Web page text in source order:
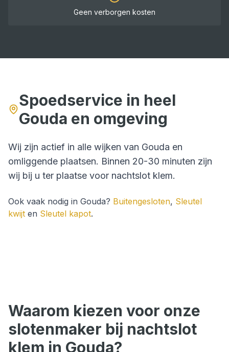
Geen verborgen kosten
Spoedservice in heel
Gouda en omgeving
Wij zijn actief in alle wijken van Gouda en
omliggende plaatsen. Binnen 20-30 minuten zijn
wij bij u ter plaatse voor nachtslot klem.
Ook vaak nodig in Gouda? Buitengesloten, Sleutel
kwijt en Sleutel kapot.
Waarom kiezen voor onze
slotenmaker bij nachtslot
klem in Gouda?